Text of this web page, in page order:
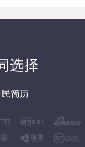
选择
简历